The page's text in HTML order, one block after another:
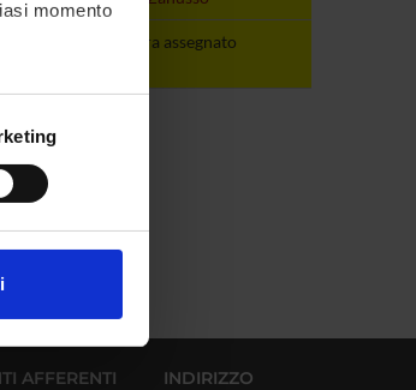
momento
non ancora assegnato
AFFERENTI INDIRIZZO